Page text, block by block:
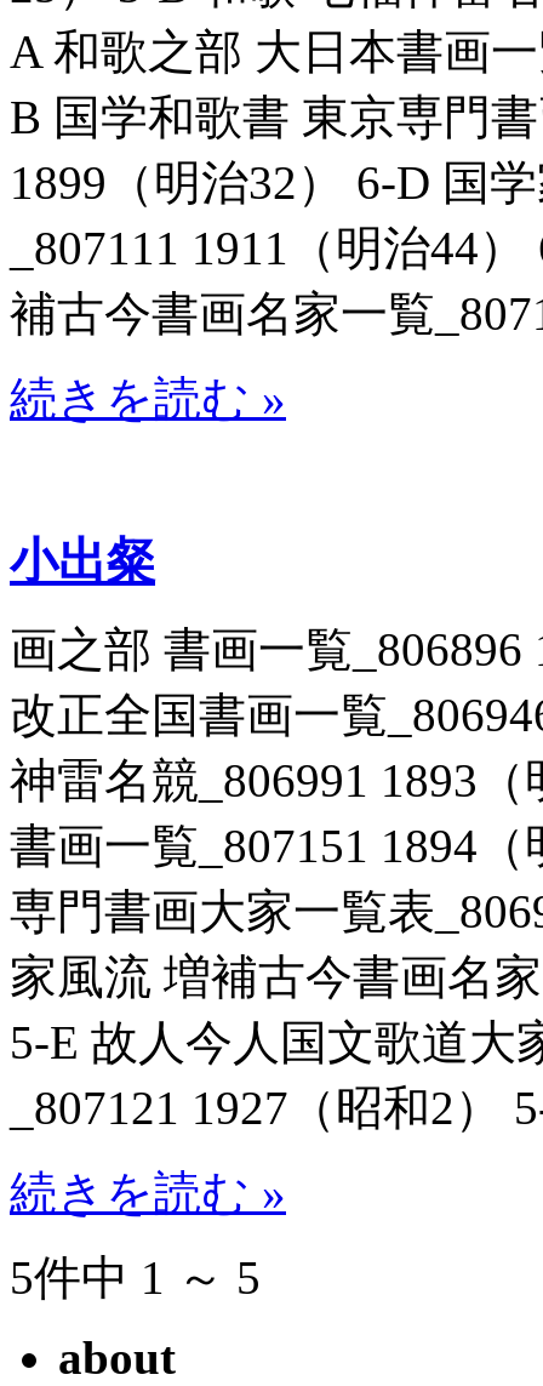
A 和歌之部 大日本書画
B 国学和歌書 東京専門
1899（明治32） 6-D 国
_807111 1911（明治44
補古今書画名家一覧
続きを読む »
小出粲
画之部 書画一覧
改正全国書画一覧
神雷名競_806991 1893
書画一覧_807151 1894
専門書画大家一覧表
家風流 増補古今書画名
5-E 故人今人国文歌道大
_807121 1927（昭和2）
続きを読む »
5件中 1 ～ 5
about